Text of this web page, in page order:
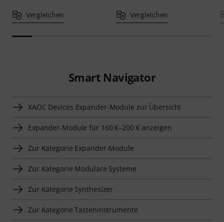
Vergleichen Vergleichen
Smart Navigator
XAOC Devices Expander-Module zur Übersicht
Expander-Module für 160 €–200 € anzeigen
Zur Kategorie Expander-Module
Zur Kategorie Modulare Systeme
Zur Kategorie Synthesizer
Zur Kategorie Tasteninstrumente